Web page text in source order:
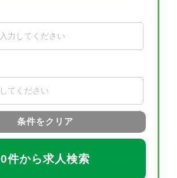
条件をクリア
0件から求人検索